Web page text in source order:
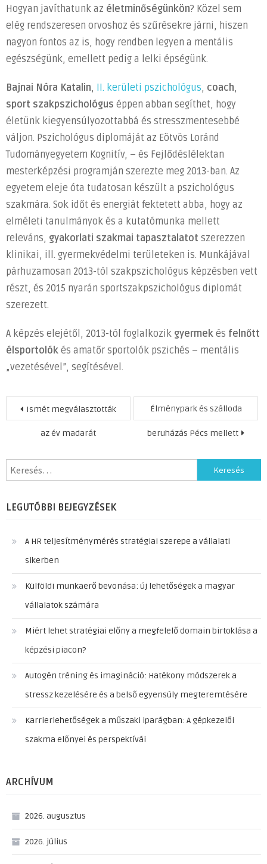
segítségét!
bejegyzéshez
Hogyan javíthatunk az életminőségünkön? Közel sem
elég rendszeresen orvoshoz és szűrésekre járni, hiszen
nagyon fontos az is, hogy rendben legyen a mentális
egészségünk, emellett pedig a lelki épségünk.
Bajnai Nóra Katalin, II. kerületi pszichológus, coach,
sport szakpszichológus éppen abban segíthet, hogy
életünk kiegyensúlyozottabbá és stresszmentesebbé
váljon. Pszichológus diplomáját az Eötvös Loránd
Tudományegyetem Kognitív, – és Fejlődéslélektan
mesterképzési programján szerezte meg 2013-ban. Az
egyetem eleje óta tudatosan készült a pszichológus
szakmára. Sok időt és energiát fektetett abba, hogy az
elméleti tanulmányok és a kutatómunka mellett
releváns, gyakorlati szakmai tapasztalatot szerezzen
klinikai, ill. gyermekvédelmi területeken is. Munkájával
párhuzamosan 2013-tól szakpszichológus képzésben vett
részt, és 2015 nyarán sportszakpszichológus diplomát
szerezett.
A képzés elejétől, 2013-tól foglalkozik gyermek és felnőtt
élsportolók és amatőr sportolók pszichés – mentális
„vezetésével”, segítésével.
Bejegyzés
navigáció
Ismét megválasztották
az év madarát
Élménypark és szálloda
beruházás Pécs mellett
Keresés:
LEGUTÓBBI BEJEGYZÉSEK
A HR teljesítménymérés stratégiai szerepe a vállalati
sikerben
Külföldi munkaerő bevonása: új lehetőségek a magyar
vállalatok számára
Miért lehet stratégiai előny a megfelelő domain birtoklása a
képzési piacon?
Autogén tréning és imagináció: Hatékony módszerek a
stressz kezelésére és a belső egyensúly megteremtésére
Karrierlehetőségek a műszaki iparágban: A gépkezelői
szakma előnyei és perspektívái
ARCHÍVUM
2026. augusztus
2026. július